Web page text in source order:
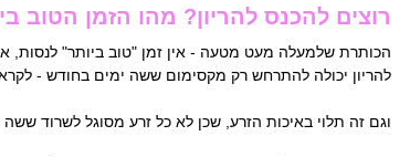
רוצים להכנס להריון? מהו הזמן הטוב
הכותרת שלמעלה מעט מטעה - אין זמן "טוב ביותר" לנסות,
להריון יכולה להתרחש רק מקסימום ששה ימים בחודש -
וגם זה תלוי באיכות הזרע, שכן לא כל זרע מסוגל לשרוד ששה